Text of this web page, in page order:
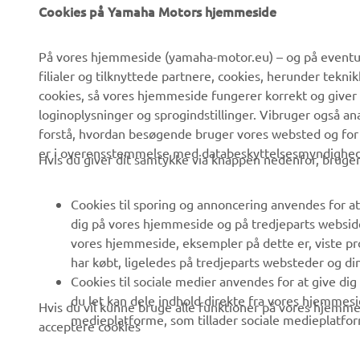
Om os
Nyheder
Begivenheder
Presse
Arbejde hos Yamaha
Bliv forhandler
Menneskerettighedspolitik
Politik for bæredygtighed
eBike systemer
Myndigheder
Golfbaner
Redningstjensten
Robotics
Partnerskaber
Teknisk information til
uafhængige forhandlere
Yamalube Safety Data
Cookies på Yamaha Motors hjemmeside
På vores hjemmeside (yamaha-motor.eu) – og på
filialer og tilknyttede partnere, cookies, herunder
cookies, så vores hjemmeside fungerer korrekt og
loginoplysninger og sprogindstillinger. Vibruger også
forstå, hvordan besøgende bruger vores websted og
er i overensstemmelse med
Hvis du giver dit samtykke via knappen nedenfor,
Cookies til sporing og annoncering anvendes for
dig på vores hjemmeside og på tredjeparts
vores hjemmeside, eksempler på dette er, viste
har købt, ligeledes på tredjeparts websteder og
Cookies til sociale medier anvendes for at give
du let kan dele indhold direkte fra vores
medieplatforme, som tillader sociale
Hvis du vil kunne bruge alle funktioner på vores
acceptere cookies